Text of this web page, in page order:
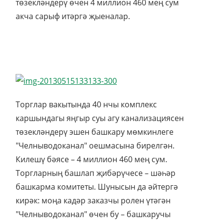
төзекләндерү өчен 4 миллион 460 мең сум
акча сарыф итәргә җыеналар.
Торглар вакытында 40 нчы комплекс
каршындагы яңгыр суы агу канализациясен
төзекләндерү эшен башкару мөмкинлеге
"Челныводоканал" оешмасына бирелгән.
Килешү бәясе – 4 миллион 460 мең сум.
Торгларның башлап җибәрүчесе – шәһәр
башкарма комитеты. Шунысын да әйтергә
кирәк: моңа кадәр заказчы ролен үтәгән
"Челныводоканал" өчен бу – башкаручы